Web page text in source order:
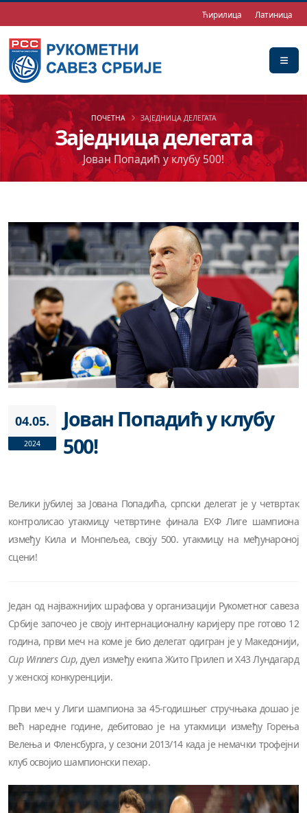
Ћирилица Латиница
Заједница делегата
Јован Попадић у клубу 500!
ПОЧЕТНА ЗАЈЕДНИЦА ДЕЛЕГАТА
04.05.
2024
Јован Попадић у клубу
500!
Велики јубилеј за Јована Попадића, српски делегат је у четвртак
контролисао утакмицу четвртине финала ЕХФ Лиге шампиона
између Кила и Монпељеа, своју 500. утакмицу на међунароној
сцени!
Један од најважнијих шрафова у организацији Рукометног савеза
Србије започео је своју интернационалну каријеру пре готово 12
година, први меч на коме је био делегат одигран је у Македонији,
Cup Winners Cup, дуел између екипа Жито Прилеп и Х43 Лундагард
у женској конкуренцији.
Први меч у Лиги шампиона за 45-годишњег стручњака дошао је
већ наредне године, дебитовао је на утакмици између Горења
Велења и Фленсбурга, у сезони 2013/14 када је немачки трофејни
клуб освојио шампионски пехар.